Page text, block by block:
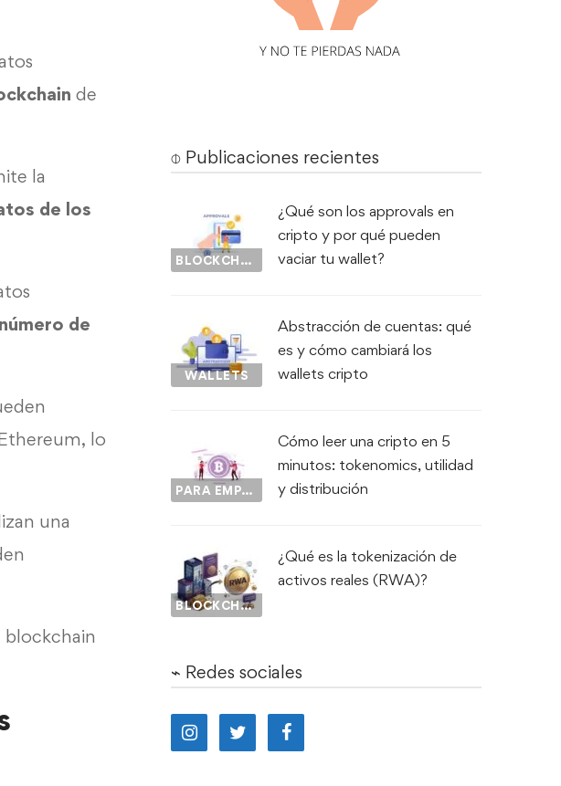
de
la
de los
de
lo
una
blockchain
⌽ Publicaciones recientes
BLOCKCHAIN
¿Qué son los approvals en
cripto y por qué pueden
vaciar tu wallet?
WALLETS
Abstracción de cuentas: qué
es y cómo cambiará los
wallets cripto
PARA EMPEZAR...
Cómo leer una cripto en 5
minutos: tokenomics, utilidad
y distribución
BLOCKCHAIN
¿Qué es la tokenización de
activos reales (RWA)?
⌁ Redes sociales